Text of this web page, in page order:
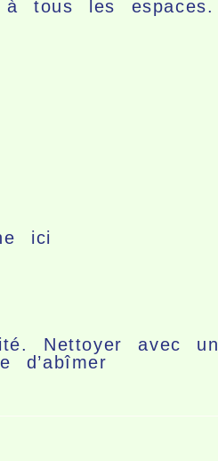
à tous les espaces.
ici
Nettoyer avec un
d’abîmer